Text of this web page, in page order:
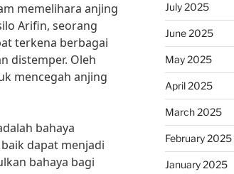
memelihara anjing
Arifin, seorang
terkena berbagai
distemper. Oleh
mencegah anjing
bahaya
dapat menjadi
bahaya bagi
July 2025
June 2025
May 2025
April 2025
March 2025
February 2025
January 2025